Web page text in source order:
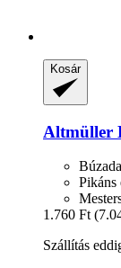
Kosár
Altmüller
Pikáns
1.760 Ft
Szállítás